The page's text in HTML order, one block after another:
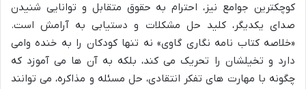
کوچکترین جوامع نیز، احترام به حقوق متقابل و توانایی شنیدن
صدای یکدیگر، کلید حل مشکلات و دستیابی به آرامش است.
«خلاصه کتاب نامه نگاری گاوی» نه تنها کودکان را به خنده وامی
دارد و تخیلشان را تحریک می کند، بلکه به آن ها می آموزد که
چگونه با مهارت های تفکر انتقادی، حل مسئله و مذاکره، می توانند